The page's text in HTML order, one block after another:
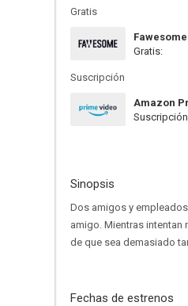
Gratis
Fawesome
Gratis:
Suscripción
Amazon
Sinopsis
Dos amigos y
amigo. Mientras intentan
de que sea demasiado
Fechas de estrenos